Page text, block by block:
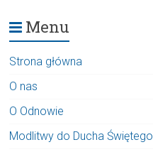
Menu
Strona główna
O nas
O Odnowie
Modlitwy do Ducha Świętego